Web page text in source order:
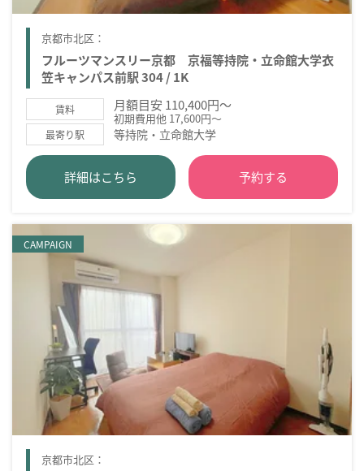
京都市北区：
フルーツマンスリー京都 京福等持院・立命館大学衣
笠キャンパス前駅 304 / 1K
賃料 月額目安 110,400円～
初期費用他 17,600円～
最寄り駅 等持院・立命館大学
詳細はこちら 予約する
CAMPAIGN
京都市北区：